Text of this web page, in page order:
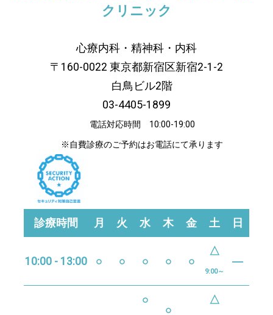
クリニック
心療内科・精神科・内科
〒160-0022 東京都新宿区新宿2-1-2
白鳥ビル2階
03-4405-1899
電話対応時間 10:00-19:00
※自費診療のご予約はお電話にて承ります
診療時間 月 火 水 木 金 土 日
10:00 - 13:00 ○ ○ ○ ○ ○
△
9:00～
―
○
○
△